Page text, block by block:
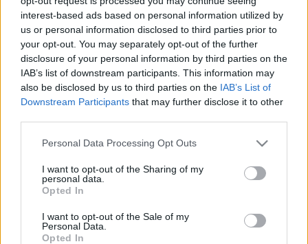
interest-based ads based on personal information utilized by
us or personal information disclosed to third parties prior to
your opt-out. You may separately opt-out of the further
disclosure of your personal information by third parties on the
IAB’s list of downstream participants. This information may
also be disclosed by us to third parties on the IAB’s List of
Downstream Participants that may further disclose it to other
Please note that this website/app uses one or more Google
not limited to your visit or usage behaviour. You may click to
grant or deny consent to Google and its third-party tags to
use your data for below specified purposes in below Google
consent section.
Personal Data Processing Opt Outs
I want to opt-out of the Sharing of my
personal data.
Opted In
I want to opt-out of the Sale of my
Personal Data.
Opted In
#orvosmeteorológia#vérnyomás#stroke#rákbetegség
#pajzsmirigy#reflux#ekcéma#herpesz
Regisztráció
Tüdőfibrózis